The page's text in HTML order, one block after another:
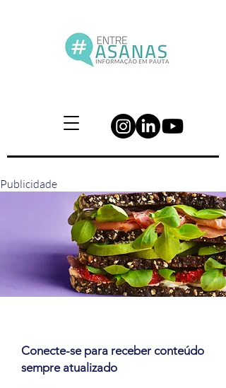
Publicidade
Conecte-se para receber conteúdo
sempre atualizado